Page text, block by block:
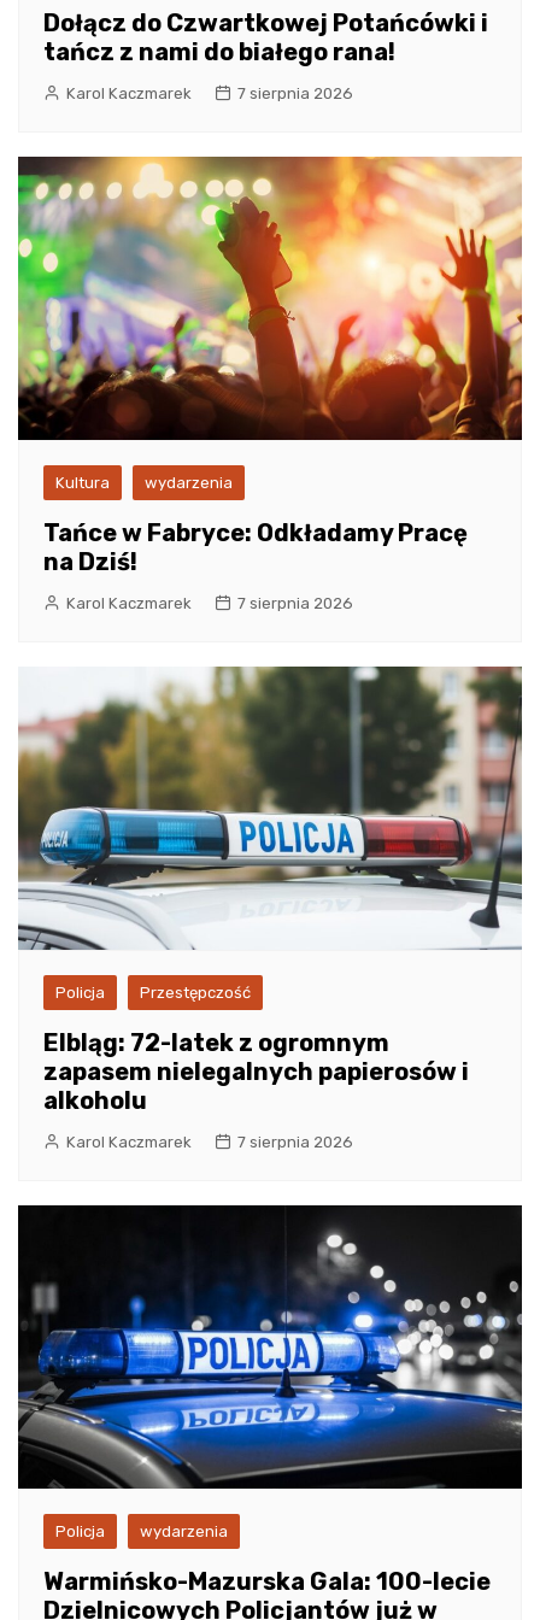
Dołącz do Czwartkowej Potańcówki i
tańcz z nami do białego rana!
Karol Kaczmarek 7 sierpnia 2026
Kultura wydarzenia
Tańce w Fabryce: Odkładamy Pracę
na Dziś!
Karol Kaczmarek 7 sierpnia 2026
Policja Przestępczość
Elbląg: 72-latek z ogromnym
zapasem nielegalnych papierosów i
alkoholu
Karol Kaczmarek 7 sierpnia 2026
Policja wydarzenia
Warmińsko-Mazurska Gala: 100-lecie
Dzielnicowych Policjantów już w